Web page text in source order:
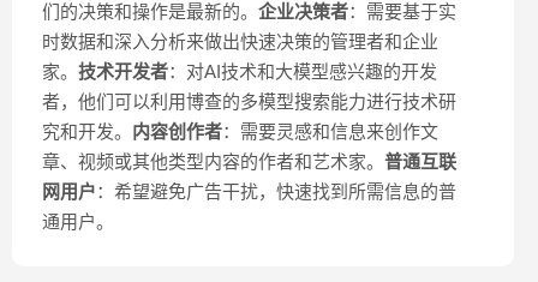
们的决策和操作是最新的。 企业决策者：需要基于实
时数据和深入分析来做出快速决策的管理者和企业
家。 技术开发者：对AI技术和大模型感兴趣的开发
者，他们可以利用博查的多模型搜索能力进行技术研
究和开发。 内容创作者：需要灵感和信息来创作文
章、视频或其他类型内容的作者和艺术家。 普通互联
网用户：希望避免广告干扰，快速找到所需信息的普
通用户。